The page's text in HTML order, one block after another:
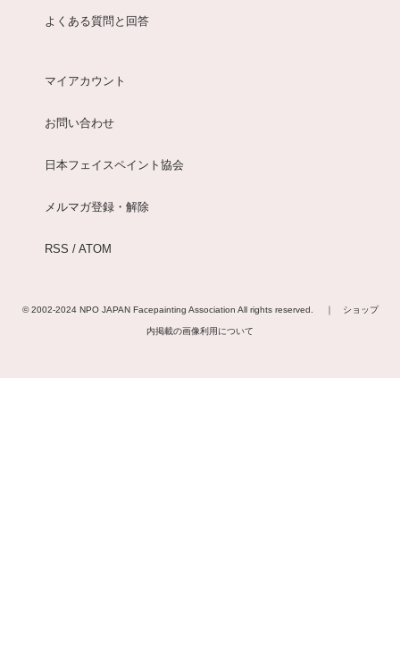
よくある質問と回答
マイアカウント
お問い合わせ
日本フェイスペイント協会
メルマガ登録・解除
RSS / ATOM
© 2002-2024 NPO JAPAN Facepainting Association All rights reserved. ｜ ショップ
内掲載の画像利用について